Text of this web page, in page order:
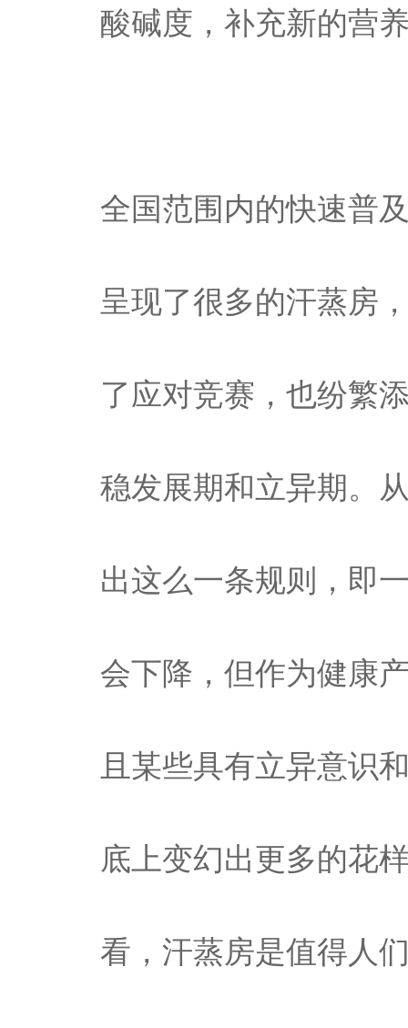
酸碱度，补充新的营
全国范围内的快速普
呈现了很多的汗蒸房
了应对竞赛，也纷繁
稳发展期和立异期。
出这么一条规则，即
会下降，但作为健康
且某些具有立异意识
底上变幻出更多的花
看，汗蒸房是值得人